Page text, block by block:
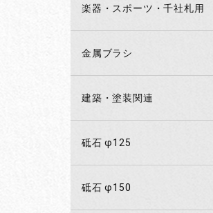
楽器・スポーツ・千社札用
金属ブラシ
建築・塗装関連
砥石 φ125
砥石 φ150